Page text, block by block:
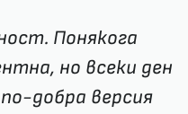
Понякога
но всеки ден
добра версия